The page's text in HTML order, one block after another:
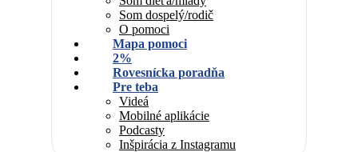
Som dospelý/rodič
O pomoci
Mapa pomoci
2%
Rovesnícka poradňa
Pre teba
Videá
Mobilné aplikácie
Podcasty
Inšpirácia z Instagramu